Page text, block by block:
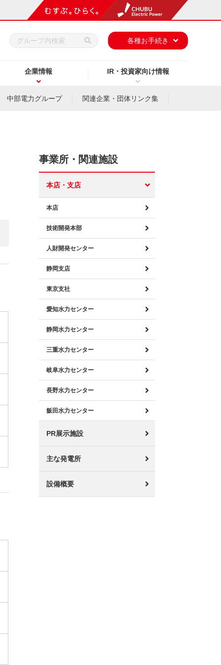
企業情報 IR・投資家向け情報
各種お手続き
中部電力グループ 関連企業・団体リンク集
事業所・関連施設
本店・支店
本店
技術開発本部
人財開発センター
静岡支店
東京支社
愛知水力センター
静岡水力センター
三重水力センター
岐阜水力センター
長野水力センター
飯田水力センター
PR展示施設
主な発電所
設備概要